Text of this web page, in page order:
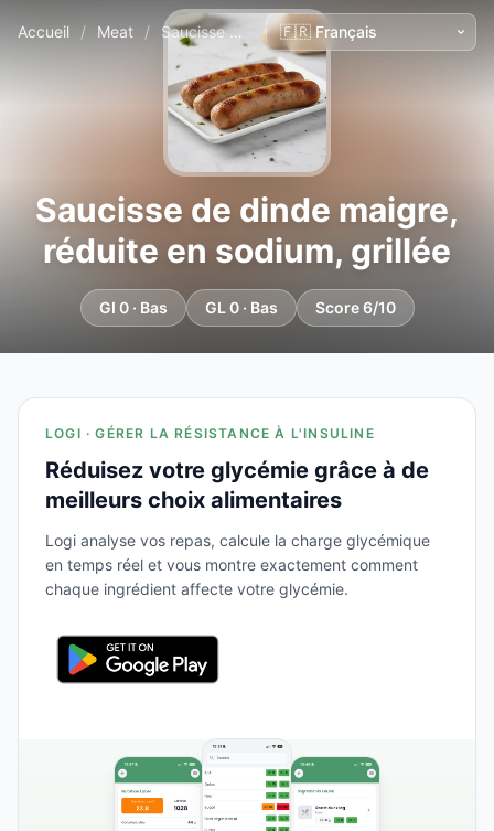
Accueil / Meat / Saucisse de dinde maigre, réduite en sodium, grillée
Saucisse de dinde maigre,
réduite en sodium, grillée
GI 0 · Bas GL 0 · Bas Score 6/10
LOGI · GÉRER LA RÉSISTANCE À L'INSULINE
Réduisez votre glycémie grâce à de
meilleurs choix alimentaires
Logi analyse vos repas, calcule la charge glycémique
en temps réel et vous montre exactement comment
chaque ingrédient affecte votre glycémie.